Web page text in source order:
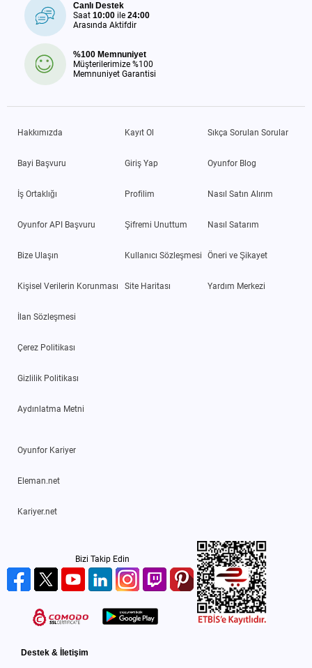
Canlı Destek
Saat 10:00 ile 24:00
Arasında Aktifdir
%100 Memnuniyet
Müşterilerimize %100
Memnuniyet Garantisi
Hakkımızda
Bayi Başvuru
İş Ortaklığı
Oyunfor API Başvuru
Bize Ulaşın
Kişisel Verilerin Korunması
İlan Sözleşmesi
Çerez Politikası
Gizlilik Politikası
Aydınlatma Metni
Kayıt Ol
Giriş Yap
Profilim
Şifremi Unuttum
Kullanıcı Sözleşmesi
Site Haritası
Sıkça Sorulan Sorular
Oyunfor Blog
Nasıl Satın Alırım
Nasıl Satarım
Öneri ve Şikayet
Yardım Merkezi
Oyunfor Kariyer
Eleman.net
Kariyer.net
Bizi Takip Edin
Destek & İletişim